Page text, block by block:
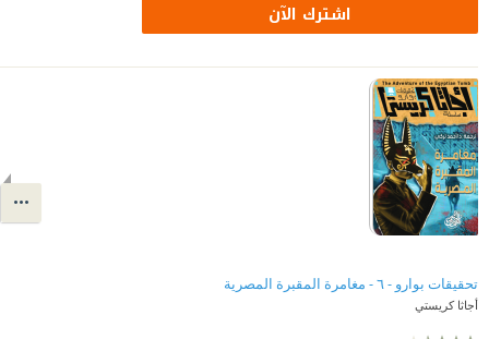
اشترك الآن
تحقيقات بوارو - ٦ - مغامرة المقبرة المصرية
أجاثا كريستي